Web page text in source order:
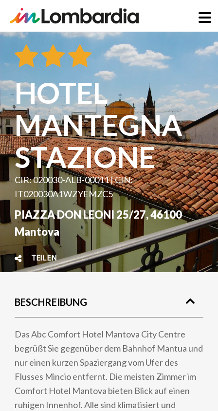
Direkt
zum
Inhalt
HOTEL
MANTEGNA
STAZIONE
CIR: 020030-ALB-00011 | CIN:
IT020030A1WZYEMZC5
PIAZZA DON LEONI 25/27,46100
Mantova
TEILEN
BESCHREIBUNG
Das Abc Comfort Hotel Mantova City Centre
begrüßt Sie gegenüber dem Bahnhof Mantua und
nur einen kurzen Spaziergang vom Ufer des
Flusses Mincio entfernt. Die meisten Zimmer im
Comfort Hotel Mantova bieten Blick auf einen
ruhigen Innenhof. Alle sind klimatisiert und